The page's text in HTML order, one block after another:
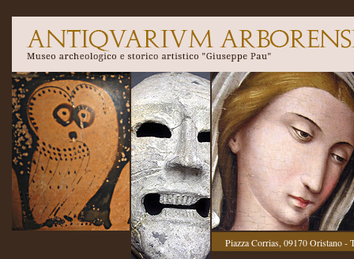
Piazza Corrias, 09170 Oristano -